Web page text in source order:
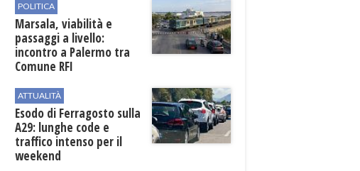
POLITICA
Marsala, viabilità e
passaggi a livello:
incontro a Palermo tra
Comune RFI
ATTUALITÀ
Esodo di Ferragosto sulla
A29: lunghe code e
traffico intenso per il
weekend